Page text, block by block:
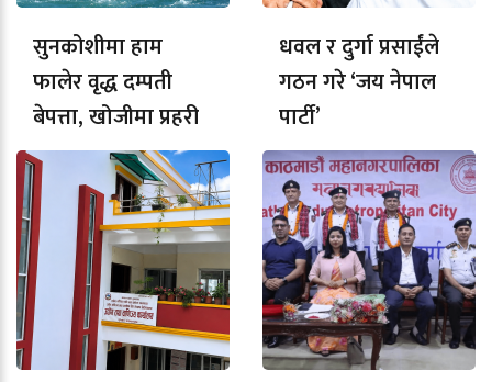
सुनकोशीमा हाम
फालेर वृद्ध दम्पती
बेपत्ता, खोजीमा प्रहरी
धवल र दुर्गा प्रसाईंले
गठन गरे ‘जय नेपाल
पार्टी’